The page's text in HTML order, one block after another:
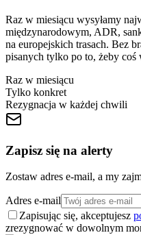
Raz w miesiącu wysyłamy
międzynarodowym, ADR,
na europejskich trasach. Bez
pisanych tylko po to, żeby coś
Raz w miesiącu
Tylko konkret
Rezygnacja w każdej chwili
Zapisz się na alerty
Zostaw adres e-mail, a my
Adres e-mail
Zapisując się, akceptujesz
zrezygnować w dowolnym